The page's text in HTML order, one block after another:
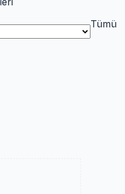
Tümü